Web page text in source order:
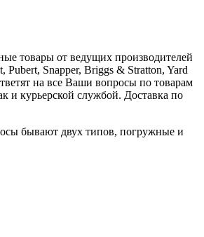
товары от ведущих производителей
Snapper, Briggs & Stratton, Yard
на все Ваши вопросы по товарам
и курьерской службой. Доставка по
бывают двух типов, погружные и